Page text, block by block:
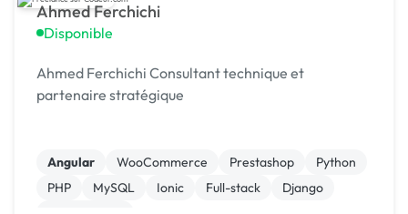
Ahmed Ferchichi
Disponible
Ahmed Ferchichi Consultant technique et
partenaire stratégique
Angular WooCommerce Prestashop
Python
PHP
MySQL Ionic Full-stack
Django